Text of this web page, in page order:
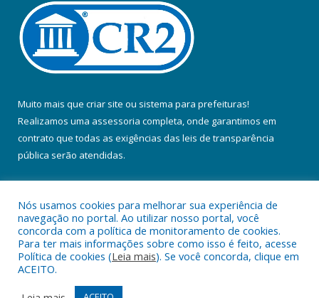
Muito mais que criar site ou sistema para prefeituras!
Realizamos uma assessoria completa, onde garantimos em
contrato que todas as exigências das leis de transparência
pública serão atendidas.
Todos os direitos reservados a Prefeitura Municipal de Colares.
Mapa do Site Acessar Área Administrativa
Nós usamos cookies para melhorar sua experiência de
navegação no portal. Ao utilizar nosso portal, você
concorda com a política de monitoramento de cookies.
Para ter mais informações sobre como isso é feito, acesse
Política de cookies (Leia mais). Se você concorda, clique em
ACEITO.